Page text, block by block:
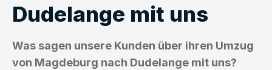
Dudelange mit uns
Was sagen unsere Kunden über ihren Umzug
von Magdeburg nach Dudelange mit uns?